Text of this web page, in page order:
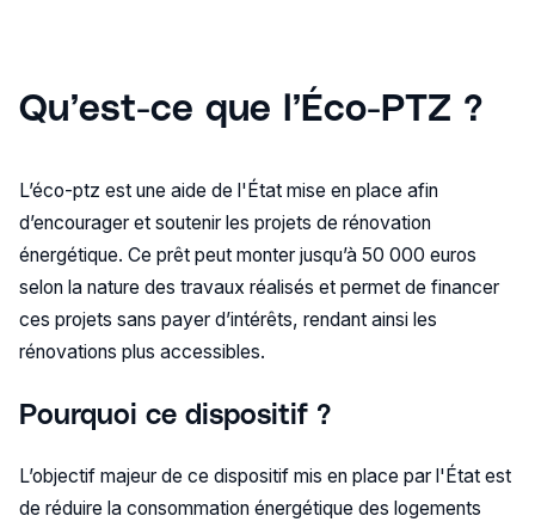
Qu’est-ce que l’Éco-PTZ ?
L’éco-ptz est une aide de l'État mise en place afin
d’encourager et soutenir les projets de rénovation
énergétique. Ce prêt peut monter jusqu’à 50 000 euros
selon la nature des travaux réalisés et permet de financer
ces projets sans payer d’intérêts, rendant ainsi les
rénovations plus accessibles.
Pourquoi ce dispositif ?
L’objectif majeur de ce dispositif mis en place par l'État est
de réduire la consommation énergétique des logements